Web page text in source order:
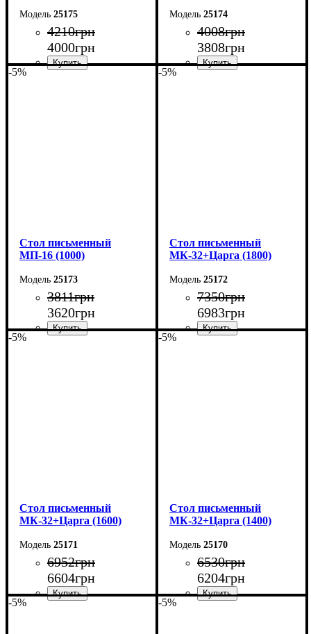
25175
4210грн
4000грн
25174
4008грн
3808грн
-5%
Cтол письменный
МП-16 (1000)
25173
3811грн
3620грн
-5%
Cтол письменный
МК-32+Царга (1800)
25172
7350грн
6983грн
-5%
Cтол письменный
МК-32+Царга (1600)
25171
6952грн
6604грн
-5%
Cтол письменный
МК-32+Царга (1400)
25170
6530грн
6204грн
-5% -5%